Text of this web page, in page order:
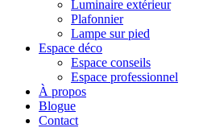
Luminaire extérieur
Plafonnier
Lampe sur pied
Espace déco
Espace conseils
Espace professionnel
À propos
Blogue
Contact